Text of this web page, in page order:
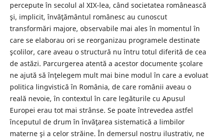
percepute în secolul al XIX-lea, când societatea românească
şi, implicit, învăţământul românesc au cunoscut
transformări majore, observabile mai ales în momentul în
care se elaborau ori se reorganizau programele destinate
şcolilor, care aveau o structură nu întru totul diferită de cea
de astăzi. Parcurgerea atentă a acestor documente şcolare
ne ajută să înţelegem mult mai bine modul în care a evoluat
politica lingvistică în România, de care românii aveau o
reală nevoie, în contextul în care legăturile cu Apusul
Europei erau tot mai strânse. Se poate întrevedea astfel
începutul de drum în învăţarea sistematică a limbilor
materne şi a celor străine. În demersul nostru ilustrativ, ne